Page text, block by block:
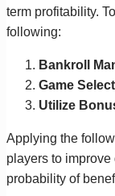
term profitability.
following:
Bankroll
Game
Utilize
Applying the
players to
probability of